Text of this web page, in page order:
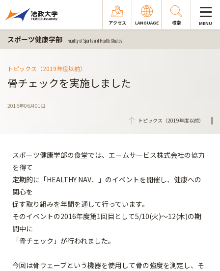
アクセス LANGUAGE 検索 MENU
スポーツ健康学部 Faculty of Sports and Health Studies
トピックス（2019年度以前）
骨チェックを実施しました
2016年06月01日
トピックス（2019年度以前）
スポーツ健康学部の食堂では、エームサービス株式会社の協力
を得て
定期的に「HEALTHY NAV．」のイベントを開催し、健康への
関心を
促す取り組みを年間を通して行っています。
そのイベントの2016年度第1回目として5/10(火)～12(木)の期
間中に
「骨チェック」が行われました。
今回は骨ウェーブという機器を使用して骨の強度を測定し、そ